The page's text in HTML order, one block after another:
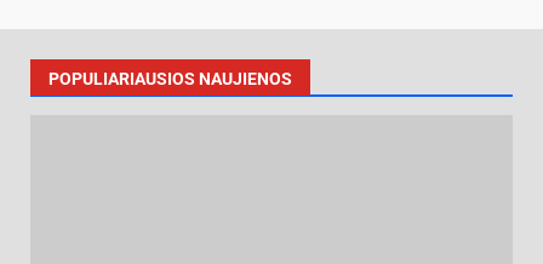
POPULIARIAUSIOS NAUJIENOS